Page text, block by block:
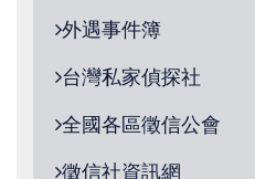
外遇事件簿
台灣私家偵探社
全國各區徵信公會
徵信社資訊網